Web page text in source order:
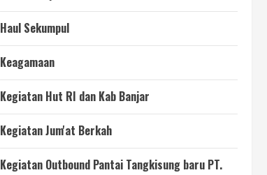
Haul Sekumpul
Keagamaan
Kegiatan Hut RI dan Kab Banjar
Kegiatan Jum'at Berkah
Kegiatan Outbound Pantai Tangkisung baru PT.